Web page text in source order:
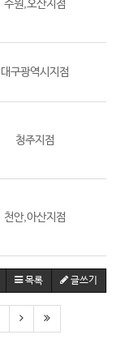
수원,오산지점
대구광역시지점
청주지점
천안,아산지점
목록 글쓰기